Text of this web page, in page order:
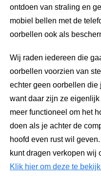
ontdoen van straling en
mobiel bellen met de
oorbellen ook als
Wij raden iedereen die
oorbellen voorzien van
echter geen oorbellen die
want daar zijn ze
meer functioneel om het
doen als je achter de
hoofd even rust wil
kunt dragen verkopen wij
Klik hier om deze te